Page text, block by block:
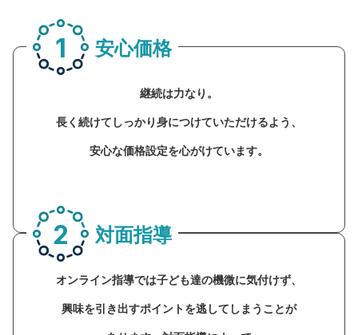
1 安心価格
継続は力なり。
長く続けてしっかり身につけていただけるよう、
安心な価格設定を心がけています。
2 対面指導
オンライン指導では子ども達の機微に気付けず、
興味を引き出すポイントを逃してしまうことが